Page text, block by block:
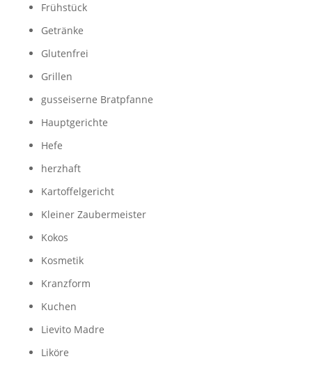
Frühstück
Getränke
Glutenfrei
Grillen
gusseiserne Bratpfanne
Hauptgerichte
Hefe
herzhaft
Kartoffelgericht
Kleiner Zaubermeister
Kokos
Kosmetik
Kranzform
Kuchen
Lievito Madre
Liköre